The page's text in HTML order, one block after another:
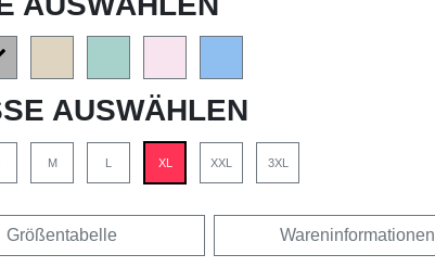
AUSWÄHLEN
M L XL XXL 3XL
Größentabelle Wareninformationen